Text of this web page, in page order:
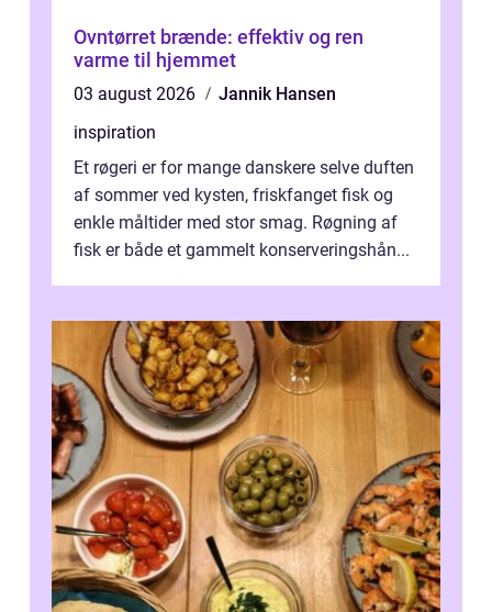
Ovntørret brænde: effektiv og ren
varme til hjemmet
03 august 2026
Jannik Hansen
inspiration
Et røgeri er for mange danskere selve duften
af sommer ved kysten, friskfanget fisk og
enkle måltider med stor smag. Røgning af
fisk er både et gammelt konserveringshån...